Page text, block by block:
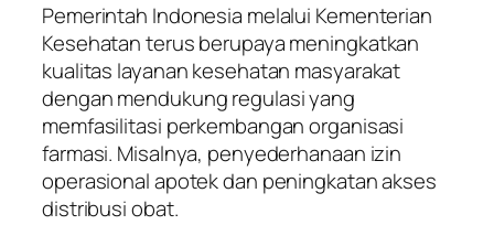
Pemerintah Indonesia melalui Kementerian
Kesehatan terus berupaya meningkatkan
kualitas layanan kesehatan masyarakat
dengan mendukung regulasi yang
memfasilitasi perkembangan organisasi
farmasi. Misalnya, penyederhanaan izin
operasional apotek dan peningkatan akses
distribusi obat.